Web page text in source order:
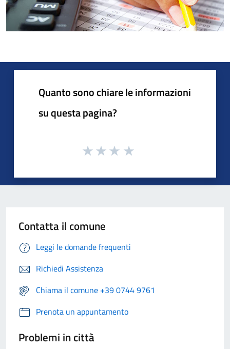
Quanto sono chiare le informazioni
su questa pagina?
Contatta il comune
Leggi le domande frequenti
Richiedi Assistenza
Chiama il comune +39 0744 9761
Prenota un appuntamento
Problemi in città